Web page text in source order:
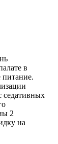
в
питание.
седативных
2
на